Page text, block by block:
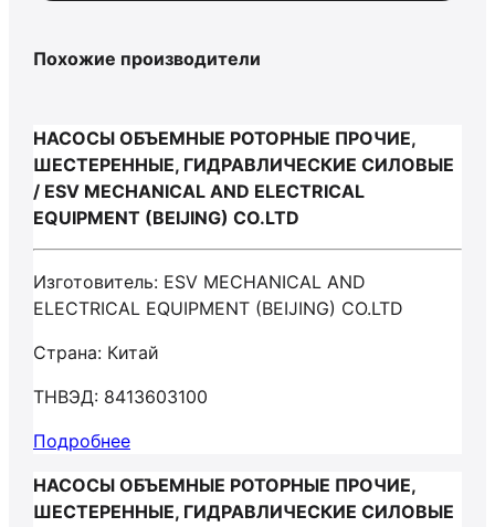
Похожие производители
НАСОСЫ ОБЪЕМНЫЕ РОТОРНЫЕ ПРОЧИЕ,
ШЕСТЕРЕННЫЕ, ГИДРАВЛИЧЕСКИЕ СИЛОВЫЕ
/ ESV MECHANICAL AND ELECTRICAL
EQUIPMENT (BEIJING) CO.LTD
Изготовитель: ESV MECHANICAL AND
ELECTRICAL EQUIPMENT (BEIJING) CO.LTD
Страна: Китай
ТНВЭД: 8413603100
Подробнее
НАСОСЫ ОБЪЕМНЫЕ РОТОРНЫЕ ПРОЧИЕ,
ШЕСТЕРЕННЫЕ, ГИДРАВЛИЧЕСКИЕ СИЛОВЫЕ